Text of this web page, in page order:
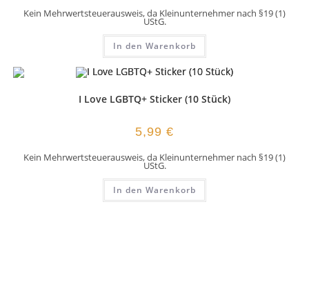
Kein Mehrwertsteuerausweis, da Kleinunternehmer nach §19 (1)
UStG.
In den Warenkorb
I Love LGBTQ+ Sticker (10 Stück)
5,99 €
Kein Mehrwertsteuerausweis, da Kleinunternehmer nach §19 (1)
UStG.
In den Warenkorb